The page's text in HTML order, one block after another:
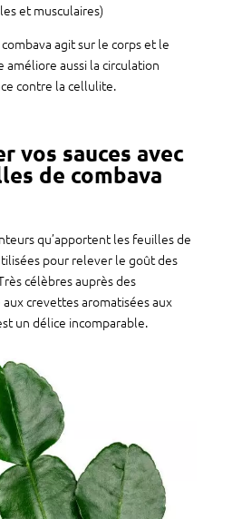
et musculaires)
agit sur le corps et le
améliore aussi la circulation
contre la cellulite.
vos sauces avec
de combava
qu’apportent les feuilles de
pour relever le goût des
célèbres auprès des
crevettes aromatisées aux
un délice incomparable.